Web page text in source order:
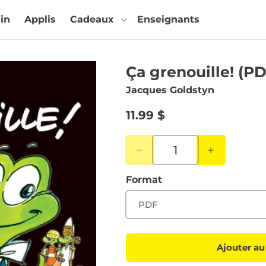
Applis Cadeaux Enseignants
Ça grenouille!
Jacques Goldstyn
Prix
11.99 $
Réduire
la
quantité
de
Ça
grenouille!
(PDF
Augmenter
la
de
(PDF
Format
Ajouter